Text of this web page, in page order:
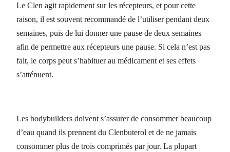
Le Clen agit rapidement sur les récepteurs, et pour cette
raison, il est souvent recommandé de l’utiliser pendant deux
semaines, puis de lui donner une pause de deux semaines
afin de permettre aux récepteurs une pause. Si cela n’est pas
fait, le corps peut s’habituer au médicament et ses effets
s’atténuent.
Les bodybuilders doivent s’assurer de consommer beaucoup
d’eau quand ils prennent du Clenbuterol et de ne jamais
consommer plus de trois comprimés par jour. La plupart